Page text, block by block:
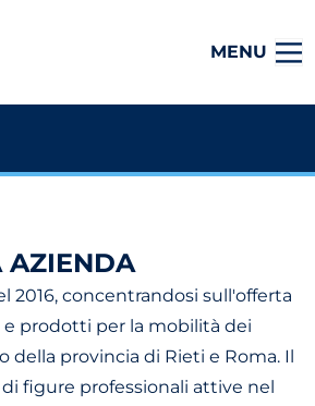
MENU
AZIENDA
2016, concentrandosi sull'offerta
e prodotti per la mobilità dei
della provincia di Rieti e Roma. Il
figure professionali attive nel